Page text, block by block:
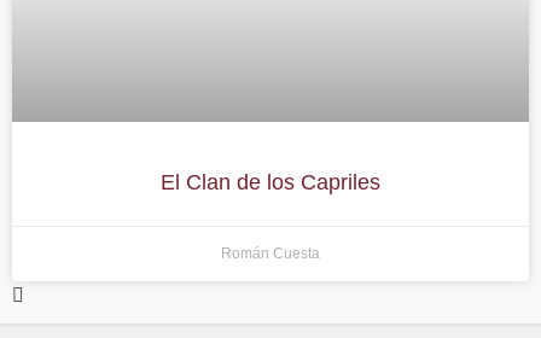
El Clan de los Capriles
Román Cuesta